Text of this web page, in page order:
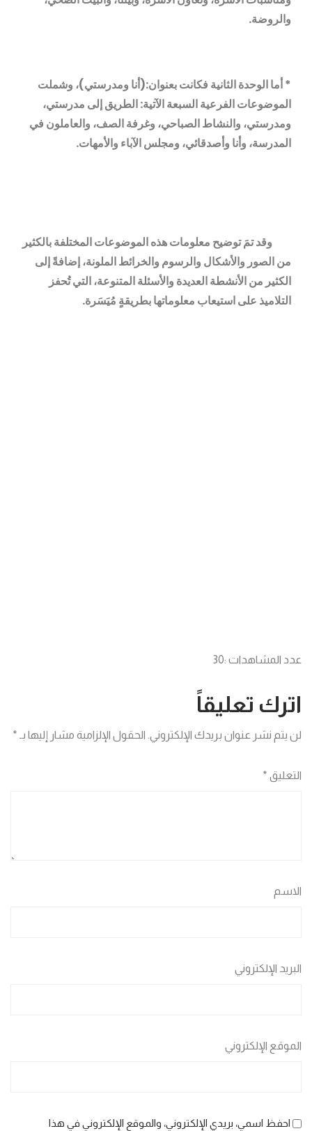
والروضة.
* أما الوحدة الثانية فكانت بعنوان:(أنا ومدرستي)، وشملت
الموضوعات الفرعية السبعة الآتية: الطريق إلى مدرستي،
ومدرستي، والنشاط الصباحي، وغرفة الصف، والعاملون في
المدرسة، وأنا وأصدقائي، ومجلس الآباء والأمهات.
وقد تمَ توضيح معلومات هذه الموضوعات المختلفة بالكثير
من الصور والأشكال والرسوم والخرائط الملونة، إضافةً إلى
الكثير من الأنشطة العديدة والأسئلة المتنوعة، التي تُحفز
التلاميذ على استيعاب معلوماتها بطريقةٍ مُيَسَرة.
عدد المشاهدات :30
اترك تعليقاً
لن يتم نشر عنوان بريدك الإلكتروني. الحقول الإلزامية مشار إليها بـ *
التعليق *
الاسم
البريد الإلكتروني
الموقع الإلكتروني
احفظ اسمي، بريدي الإلكتروني، والموقع الإلكتروني في هذا